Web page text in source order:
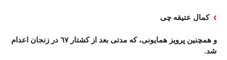
کمال عتیقه چی
و همچنین پرویز همایونی، که مدتی بعد از کشتار ٦٧ در زنجان اعدام
شد.